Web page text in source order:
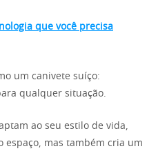
que você precisa
um canivete suíço:
qualquer situação.
ao seu estilo de vida,
espaço, mas também cria um